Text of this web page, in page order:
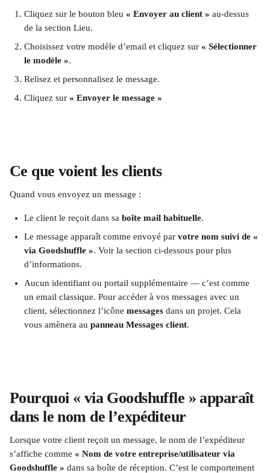
Cliquez sur le bouton bleu « Envoyer au client » au-dessus
de la section Lieu.
Choisissez votre modèle d’email et cliquez sur « Sélectionner
le modèle ».
Relisez et personnalisez le message.
Cliquez sur « Envoyer le message »
Ce que voient les clients
Quand vous envoyez un message :
Le client le reçoit dans sa boîte mail habituelle.
Le message apparaît comme envoyé par votre nom suivi de «
via Goodshuffle ». Voir la section ci-dessous pour plus
d’informations.
Aucun identifiant ou portail supplémentaire — c’est comme
un email classique. Pour accéder à vos messages avec un
client, sélectionnez l’icône messages dans un projet. Cela
vous amènera au panneau Messages client.
Pourquoi « via Goodshuffle » apparaît
dans le nom de l’expéditeur
Lorsque votre client reçoit un message, le nom de l’expéditeur
s’affiche comme « Nom de votre entreprise/utilisateur via
Goodshuffle » dans sa boîte de réception. C’est le comportement